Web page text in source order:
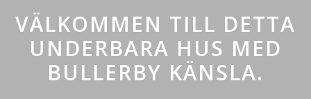
VÄLKOMMEN TILL DETTA
UNDERBARA HUS MED
BULLERBY KÄNSLA.